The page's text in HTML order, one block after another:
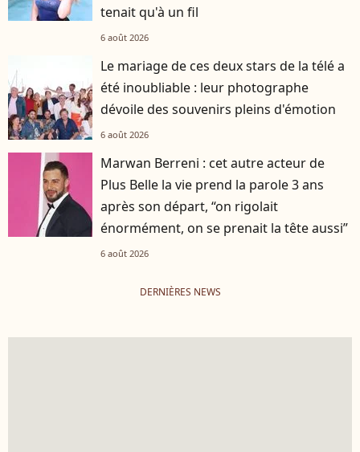
tenait qu'à un fil
6 août 2026
Le mariage de ces deux stars de la télé a
été inoubliable : leur photographe
dévoile des souvenirs pleins d'émotion
6 août 2026
Marwan Berreni : cet autre acteur de
Plus Belle la vie prend la parole 3 ans
après son départ, “on rigolait
énormément, on se prenait la tête aussi”
6 août 2026
DERNIÈRES NEWS